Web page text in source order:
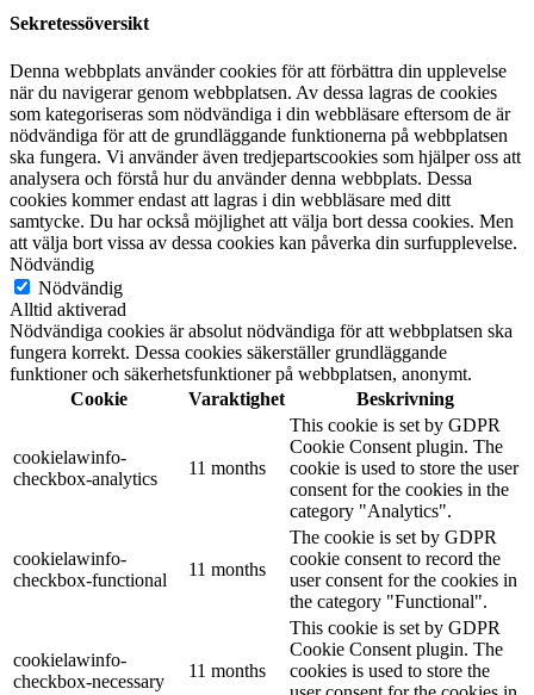
Sekretessöversikt
Denna webbplats använder cookies för att förbättra din upplevelse
när du navigerar genom webbplatsen. Av dessa lagras de cookies
som kategoriseras som nödvändiga i din webbläsare eftersom de är
nödvändiga för att de grundläggande funktionerna på webbplatsen
ska fungera. Vi använder även tredjepartscookies som hjälper oss att
analysera och förstå hur du använder denna webbplats. Dessa
cookies kommer endast att lagras i din webbläsare med ditt
samtycke. Du har också möjlighet att välja bort dessa cookies. Men
att välja bort vissa av dessa cookies kan påverka din surfupplevelse.
Nödvändig
Nödvändig
Alltid aktiverad
Nödvändiga cookies är absolut nödvändiga för att webbplatsen ska
fungera korrekt. Dessa cookies säkerställer grundläggande
funktioner och säkerhetsfunktioner på webbplatsen, anonymt.
Cookie
Varaktighet Beskrivning
cookielawinfo-
checkbox-analytics
11 months
This cookie is set by GDPR
Cookie Consent plugin. The
cookie is used to store the user
consent for the cookies in the
category "Analytics".
cookielawinfo-
checkbox-functional
11 months
The cookie is set by GDPR
cookie consent to record the
user consent for the cookies in
the category "Functional".
cookielawinfo-
checkbox-necessary
11 months
This cookie is set by GDPR
Cookie Consent plugin. The
cookies is used to store the